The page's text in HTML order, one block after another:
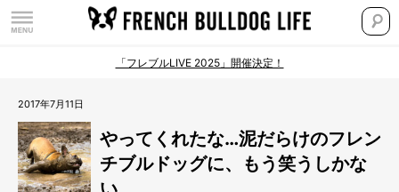
「フレブルLIVE 2025」開催決定！
2017年7月11日
やってくれたな…泥だらけのフレン
チブルドッグに、もう笑うしかな